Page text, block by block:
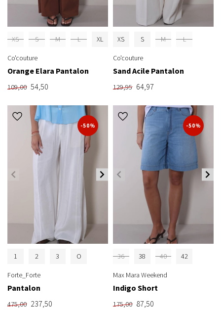
XS S M L XL
Co'couture
Orange Elara Pantalon
109,00 54,50
XS S M L
Co'couture
Sand Acile Pantalon
129,95 64,97
-50%
1 2 3 O
Forte_Forte
Pantalon
475,00 237,50
-50%
36 38 40 42
Max Mara Weekend
Indigo Short
175,00 87,50